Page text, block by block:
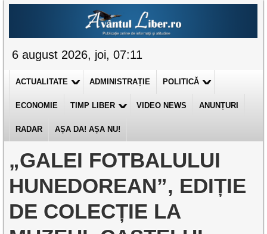
6 august 2026, joi, 07:11
ACTUALITATE ADMINISTRAȚIE POLITICĂ
ECONOMIE TIMP LIBER VIDEO NEWS ANUNȚURI
RADAR AȘA DA! AȘA NU!
„GALEI FOTBALULUI
HUNEDOREAN”, EDIȚIE
DE COLECȚIE LA